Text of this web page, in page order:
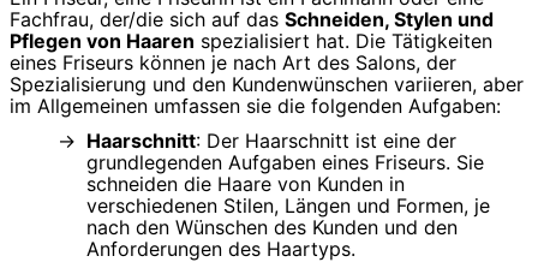
Fachfrau, der/die sich auf das Schneiden, Stylen und
Pflegen von Haaren spezialisiert hat. Die Tätigkeiten
eines Friseurs können je nach Art des Salons, der
Spezialisierung und den Kundenwünschen variieren, aber
im Allgemeinen umfassen sie die folgenden Aufgaben:
Haarschnitt: Der Haarschnitt ist eine der
grundlegenden Aufgaben eines Friseurs. Sie
schneiden die Haare von Kunden in
verschiedenen Stilen, Längen und Formen, je
nach den Wünschen des Kunden und den
Anforderungen des Haartyps.